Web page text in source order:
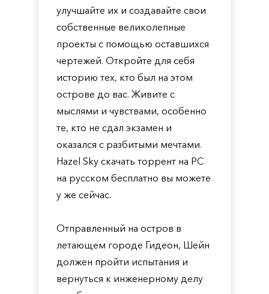
улучшайте их и создавайте свои
собственные великолепные
проекты с помощью оставшихся
чертежей. Откройте для себя
историю тех, кто был на этом
острове до вас. Живите с
мыслями и чувствами, особенно
те, кто не сдал экзамен и
оказался с разбитыми мечтами.
Hazel Sky скачать торрент на PC
на русском бесплатно вы можете
у же сейчас.
Отправленный на остров в
летающем городе Гидеон, Шейн
должен пройти испытания и
вернуться к инженерному делу